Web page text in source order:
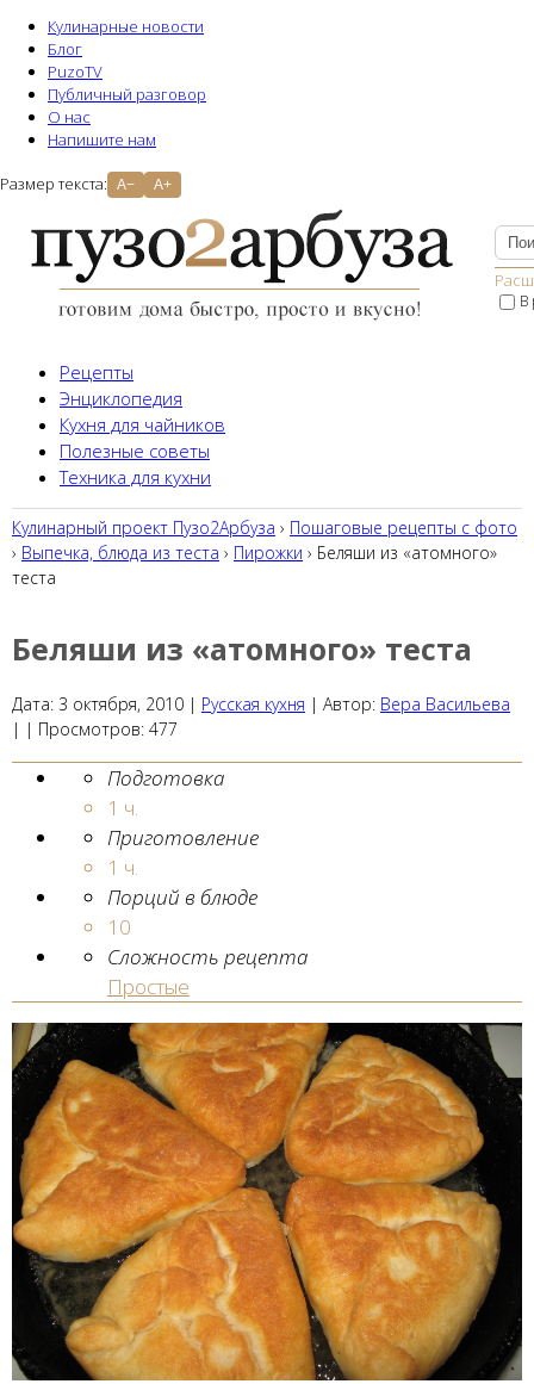
Кулинарные новости
Блог
PuzoTV
Публичный разговор
О нас
Напишите нам
Размер текста: A− A+
В
Рецепты
Энциклопедия
Кухня для чайников
Полезные советы
Техника для кухни
Кулинарный проект Пузо2Aрбуза › Пошаговые рецепты с фото
› Выпечка, блюда из теста › Пирожки › Беляши из «атомного»
теста
Беляши из «атомного» теста
Дата: 3 октября, 2010 | Русская кухня | Автор: Вера Васильева
| | Просмотров: 477
Подготовка
1 ч.
Приготовление
1 ч.
Порций в блюде
10
Сложность рецепта
Простые